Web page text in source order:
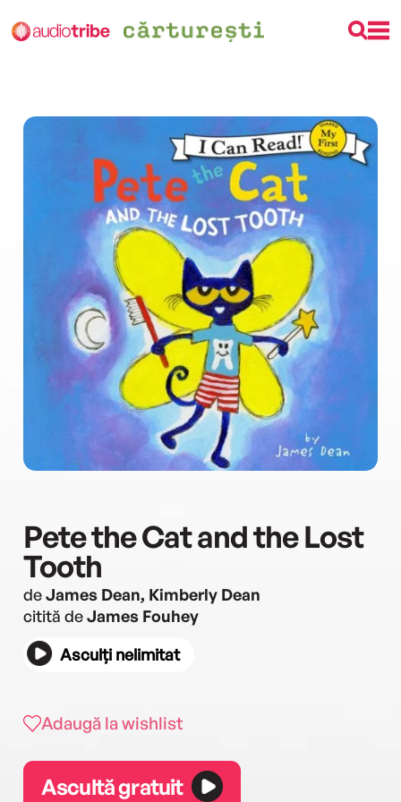
Pete the Cat and the Lost
Tooth
deJames Dean, Kimberly Dean
citită deJames Fouhey
Asculți nelimitat
Adaugă la wishlist
Ascultă gratuit